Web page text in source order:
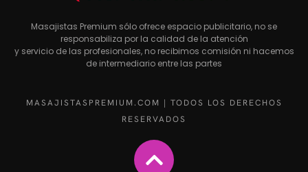
Masajistas Premium sólo ofrece espacio publicitario, no se
responsabiliza por la calidad de la atención
y servicio de las profesionales, no recibimos comisión ni hacemos
de intermediario entre las partes
MASAJISTASPREMIUM.COM | TODOS LOS DERECHOS
RESERVADOS